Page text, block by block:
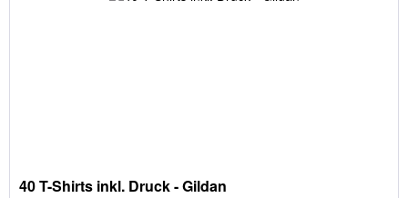
40 T-Shirts inkl. Druck - Gildan